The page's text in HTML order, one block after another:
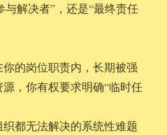
解决者”，还是“最终责任
的岗位职责内，长期被强
，你有权要求明确“临时任
都无法解决的系统性难题